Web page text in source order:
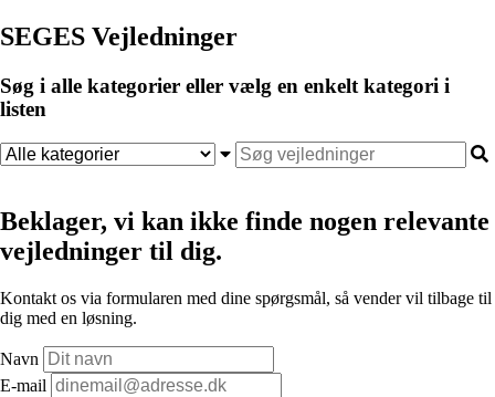
SEGES Vejledninger
Søg i alle kategorier eller vælg en enkelt kategori i
listen
Beklager, vi kan ikke finde nogen relevante
vejledninger til dig.
Kontakt os via formularen med dine spørgsmål, så vender vil tilbage til
dig med en løsning.
Navn
E-mail